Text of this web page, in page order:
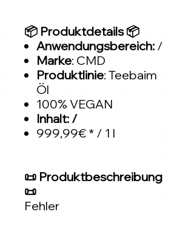
📦 Produktdetails 📦
Anwendungsbereich: /
Marke: CMD
Produktlinie: Teebaim
Öl
100% VEGAN
Inhalt: /
999,99€ * / 1 l
📜 Produktbeschreibung
📜
Fehler